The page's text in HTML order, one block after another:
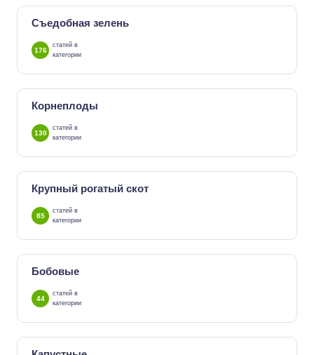
Съедобная зелень
176
статей в
категории
Корнеплоды
130
статей в
категории
Крупный рогатый скот
85
статей в
категории
Бобовые
44
статей в
категории